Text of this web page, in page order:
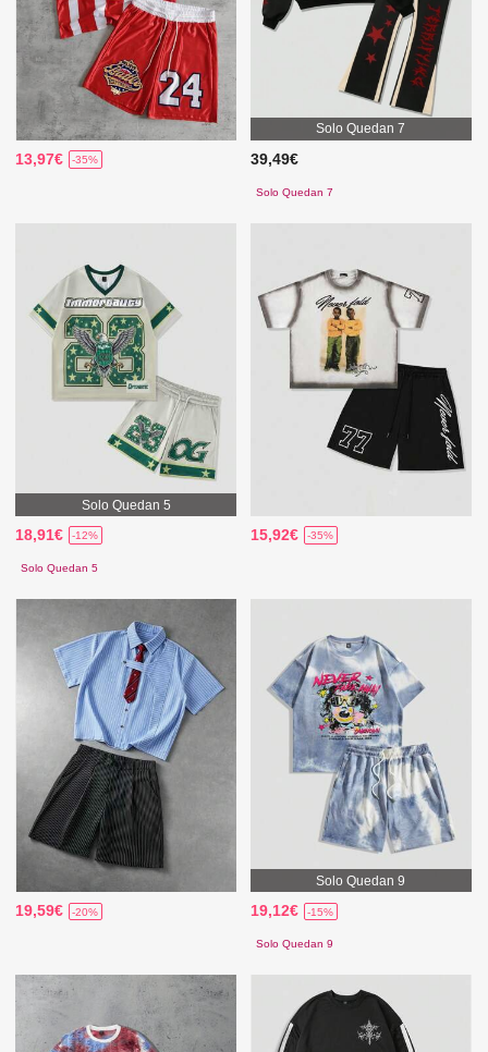
13,97€ -35%
Solo Quedan 7
39,49€
Solo Quedan 7
Solo Quedan 5
18,91€ -12%
Solo Quedan 5
15,92€ -35%
19,59€ -20%
Solo Quedan 9
19,12€ -15%
Solo Quedan 9